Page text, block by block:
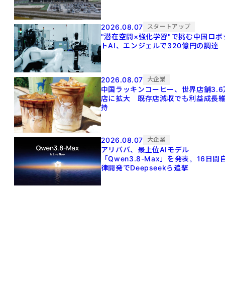
2026.08.07 スタートアップ
"潜在空間×強化学習"で挑む中国ロボ
トAI、エンジェルで320億円の調達
2026.08.07 大企業
中国ラッキンコーヒー、世界店舗3.6
店に拡大 既存店減収でも利益成長
持
2026.08.07 大企業
アリババ、最上位AIモデル
「Qwen3.8-Max」を発表。16日間
律開発でDeepseekら追撃